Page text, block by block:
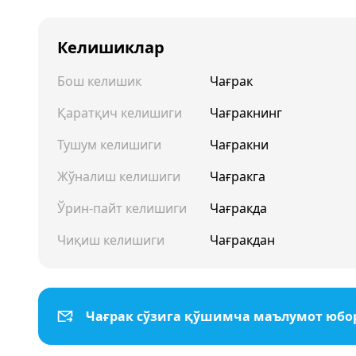
Келишиклар
Бош келишик
Чағрак
Қаратқич келишиги
Чағракнинг
Тушум келишиги
Чағракни
Жўналиш келишиги
Чағракга
Ўрин-пайт келишиги
Чағракда
Чиқиш келишиги
Чағракдан
Чағрак сўзига қўшимча маълумот